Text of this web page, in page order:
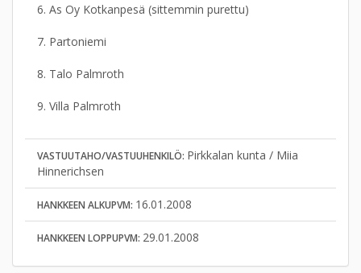
6. As Oy Kotkanpesä (sittemmin purettu)
7. Partoniemi
8. Talo Palmroth
9. Villa Palmroth
VASTUUTAHO/VASTUUHENKILÖ: Pirkkalan kunta / Miia
Hinnerichsen
HANKKEEN ALKUPVM: 16.01.2008
HANKKEEN LOPPUPVM: 29.01.2008